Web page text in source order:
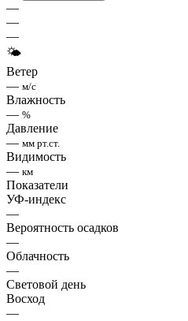
—
—
—
🌤
Ветер
— м/с
Влажность
— %
Давление
— мм рт.ст.
Видимость
— км
Показатели
УФ-индекс
—
Вероятность осадков
—
Облачность
—
Световой день
Восход
—